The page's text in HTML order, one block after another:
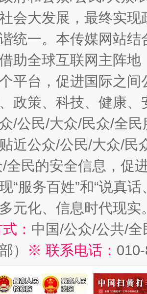
会大发展，最终实
统一。本传媒网站
助全球互联网主阵
平台，促进国际之
政策、科技、健康
/公民/大众/民众/全
近公众/公民/大众/民
全民的安全信息，促
“服务百姓”和“说真
元化、信息时代现实
： 中国/公众/公共/
）
※ 联系电话：